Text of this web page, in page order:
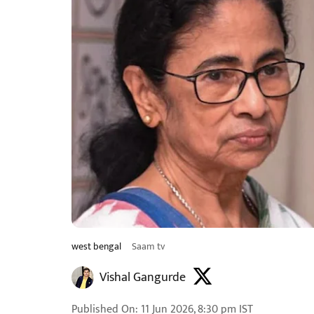
west bengal Saam tv
Vishal Gangurde
Published On: 11 Jun 2026, 8:30 pm IST